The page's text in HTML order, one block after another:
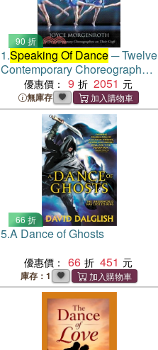
90 折
1.Speaking Of Dance─ Twelve
Contemporary Choreographers
on Their Craft
優惠價： 9 2051
無庫存
66 折
5.A Dance of Ghosts
優惠價： 66 451
庫存：1